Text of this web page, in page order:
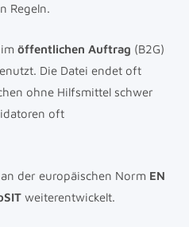
Regeln.
öffentlichen Auftrag (B2G)
Die Datei endet oft
ohne Hilfsmittel schwer
oft
der europäischen Norm EN
weiterentwickelt.